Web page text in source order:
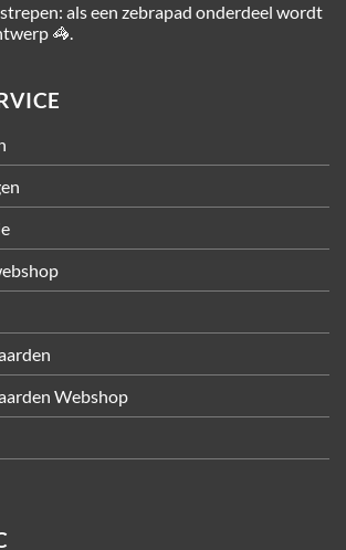
als een zebrapad onderdeel wordt
🦓.
Webshop